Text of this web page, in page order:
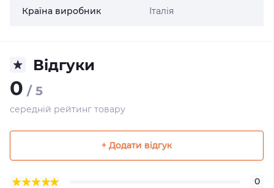
Країна виробник Італія
Відгуки
0 / 5
середній рейтинг товару
+ Додати відгук
0